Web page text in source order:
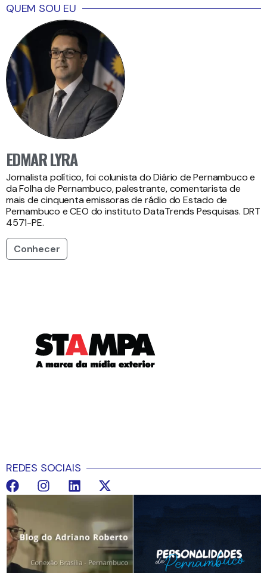
QUEM SOU EU
EDMAR LYRA
Jornalista político, foi colunista do Diário de Pernambuco e
da Folha de Pernambuco, palestrante, comentarista de
mais de cinquenta emissoras de rádio do Estado de
Pernambuco e CEO do instituto DataTrends Pesquisas. DRT
4571-PE.
Conhecer
REDES SOCIAIS